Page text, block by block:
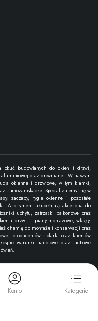
okuć budowlanych do okien i drzwi,
aluminiowej oraz drewnianej. W naszym
okienne i drzwiowe, w tym klamki,
samozamykacze. Specjalizujemy się w
zaczepy, rygle okienne i pozostałe
Asortyment uzupełniają akcesoria do
uchyłu, zatrzaski balkonowe oraz
i drzwi – piany montażowe, wkręty,
chemię do montażu i konserwacji oraz
producentów stolarki oraz klientów
warunki handlowe oraz fachowe
prawa zastrzeżone.
online, BLIK i inne metody.
Konto Kategorie